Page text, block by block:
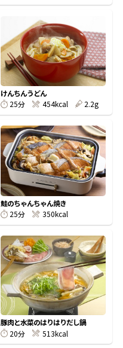
韓福善シリーズ
楽チン鍋®
けんちんうどん
25分
454kcal 2.2g
鮭のちゃんちゃん焼き
25分
350kcal
豚肉と水菜のはりはりだし鍋
20分
513kcal